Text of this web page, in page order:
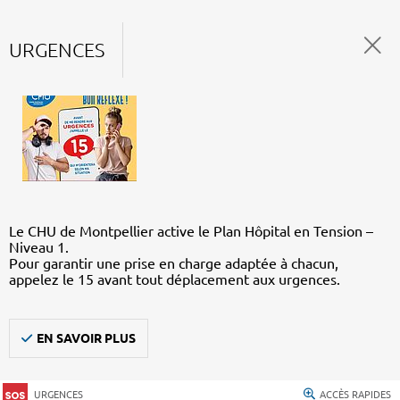
URGENCES
Le CHU de Montpellier active le Plan Hôpital en Tension –
Niveau 1.
Pour garantir une prise en charge adaptée à chacun,
appelez le 15 avant tout déplacement aux urgences.
EN SAVOIR PLUS
URGENCES ACCÈS RAPIDES